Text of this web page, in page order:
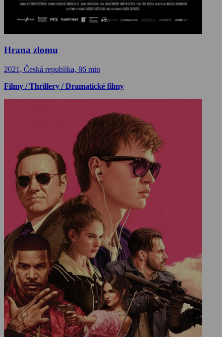
Hrana zlomu
2021, Česká republika, 86 min
Filmy / Thrillery / Dramatické filmy